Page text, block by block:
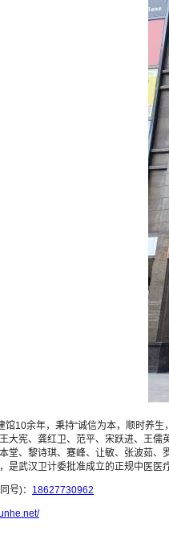
余年，秉持“诚信为本，顺时养生
大宪、龚红卫、范平、宋跃进、王
堂、黎诗琪、蹇峰、让敏、张波茹
是武汉卫计委批准成立的正规中医
号)： 18627730962